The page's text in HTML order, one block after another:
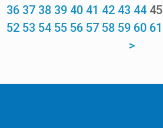
36 37 38 39 40 41 42 43 44 45
52 53 54 55 56 57 58 59 60 61
>